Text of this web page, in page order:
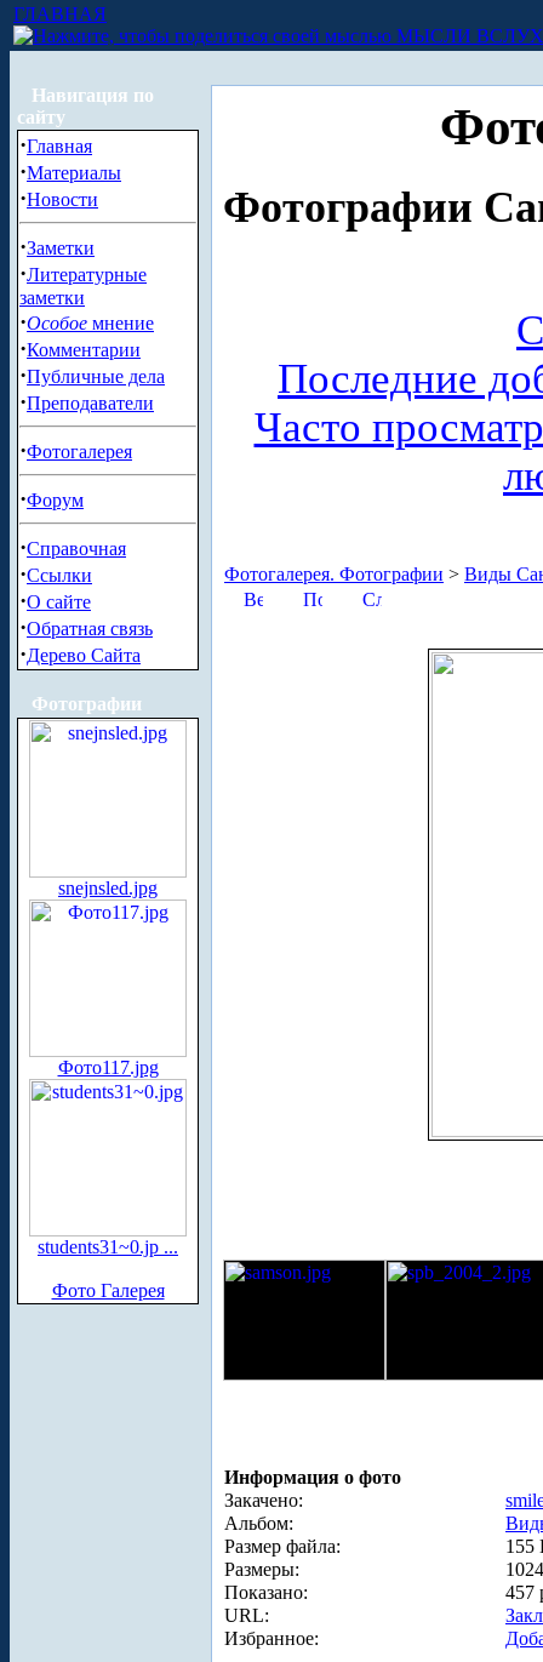
ГЛАВНАЯ
МЫСЛИ ВСЛУХ
Навигация по
сайту
·Главная
·Материалы
·Новости
·Заметки
·Литературные
заметки
·Особое мнение
·Комментарии
·Публичные дела
·Преподаватели
·Фотогалерея
·Форум
·Справочная
·Ссылки
·О сайте
·Обратная связь
·Дерево Сайта
Фотографии
snejnsled.jpg
Фото117.jpg
students31~0.jp ...
Фото Галерея
Фотографии
Последние
Часто
Фотогалерея. Фотографии > Виды
Информация о фото
Закачено:
Альбом:
Размер файла:
155
Размеры:
Показано:
457
URL:
Избранное: